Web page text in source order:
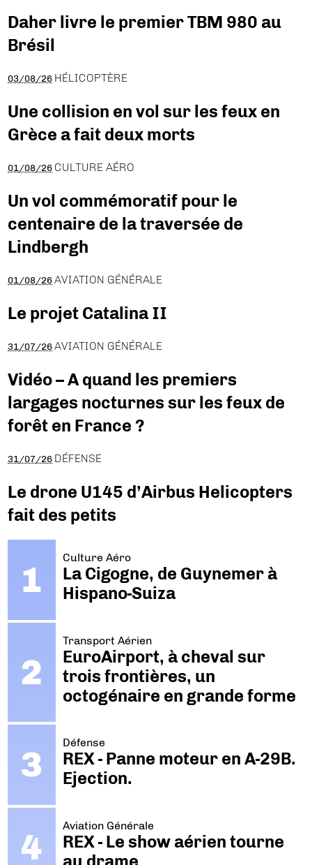
Daher livre le premier TBM 980 au
Brésil
03/08/26 HÉLICOPTÈRE
Une collision en vol sur les feux en
Grèce a fait deux morts
01/08/26 CULTURE AÉRO
Un vol commémoratif pour le
centenaire de la traversée de
Lindbergh
01/08/26 AVIATION GÉNÉRALE
Le projet Catalina II
31/07/26 AVIATION GÉNÉRALE
Vidéo – A quand les premiers
largages nocturnes sur les feux de
forêt en France ?
31/07/26 DÉFENSE
Le drone U145 d’Airbus Helicopters
fait des petits
Culture Aéro
La Cigogne, de Guynemer à
Hispano-Suiza
Transport Aérien
EuroAirport, à cheval sur
trois frontières, un
octogénaire en grande forme
Défense
REX - Panne moteur en A-29B.
Ejection.
Aviation Générale
REX - Le show aérien tourne
au drame